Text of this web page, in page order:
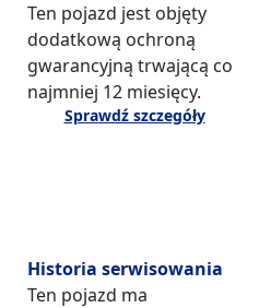
Ten pojazd jest objęty
dodatkową ochroną
gwarancyjną trwającą co
najmniej 12 miesięcy.
Sprawdź szczegóły
Historia serwisowania
Ten pojazd ma